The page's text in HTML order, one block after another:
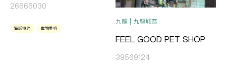
26666030
電話預約 寵物美容
九龍 | 九龍城區
FEEL GOOD PET SHOP
39569124